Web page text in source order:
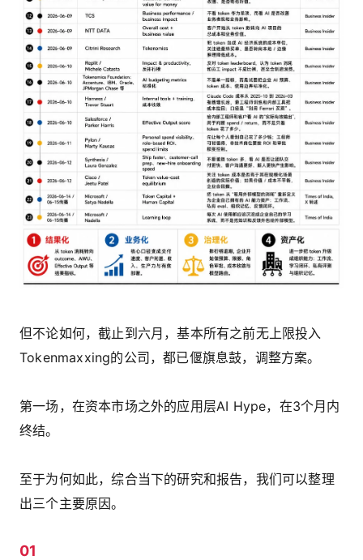
但不论如何，截止到六月，基本所有之前无上限投入
Tokenmaxxing的公司，都已偃旗息鼓，调整方案。
第一场，在资本市场之外的应用层AI Hype，在3个月内
终结。
至于为何如此，综合当下的研究和报告，我们可以整理
出三个主要原因。
01